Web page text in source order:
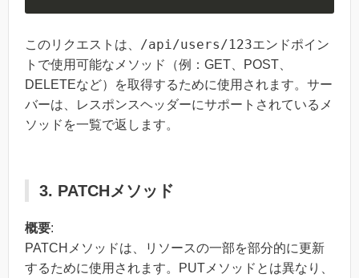
このリクエストは、 /api/users/123エンドポイン
トで使用可能なメソッド（例：GET、POST、
DELETEなど）を取得するために使用されます。サー
バーは、レスポンスヘッダーにサポートされているメ
ソッドを一覧で返します。
3. PATCHメソッド
概要:
PATCHメソッドは、リソースの一部を部分的に更新
するために使用されます。PUTメソッドとは異なり、